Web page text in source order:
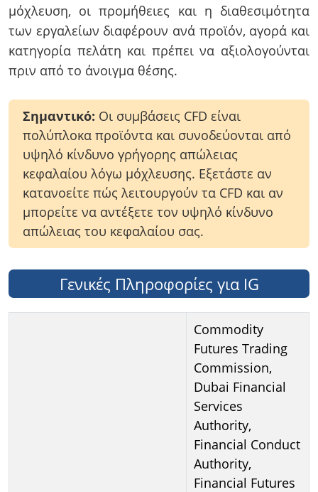
μόχλευση, οι προμήθειες και η διαθεσιμότητα
των εργαλείων διαφέρουν ανά προϊόν, αγορά και
κατηγορία πελάτη και πρέπει να αξιολογούνται
πριν από το άνοιγμα θέσης.
Σημαντικό: Οι συμβάσεις CFD είναι
πολύπλοκα προϊόντα και συνοδεύονται από
υψηλό κίνδυνο γρήγορης απώλειας
κεφαλαίου λόγω μόχλευσης. Εξετάστε αν
κατανοείτε πώς λειτουργούν τα CFD και αν
μπορείτε να αντέξετε τον υψηλό κίνδυνο
απώλειας του κεφαλαίου σας.
Γενικές Πληροφορίες για IG
Commodity
Futures Trading
Commission,
Dubai Financial
Services
Authority,
Financial Conduct
Authority,
Financial Futures